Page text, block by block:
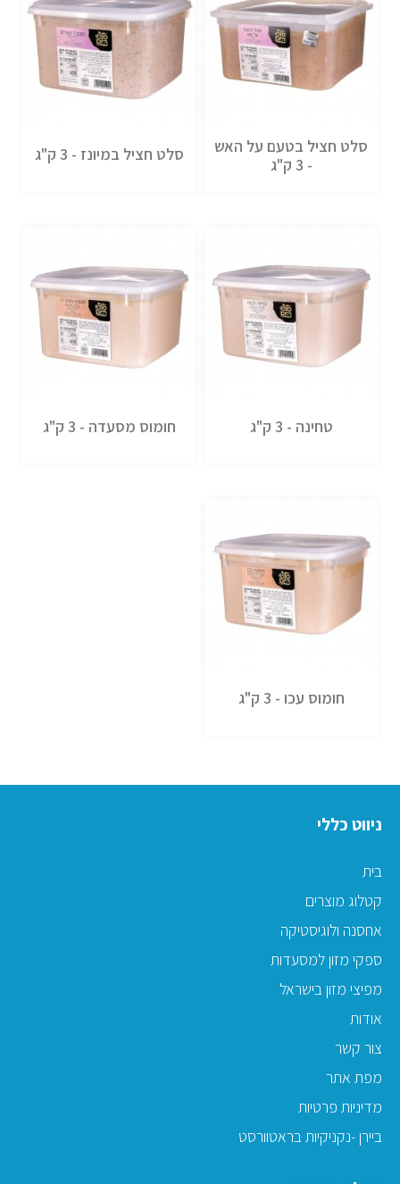
סלט חציל בטעם על האש
- 3 ק"ג
סלט חציל במיונז - 3 ק"ג
טחינה - 3 ק"ג חומוס מסעדה - 3 ק"ג
חומוס עכו - 3 ק"ג
ניווט כללי
בית
קטלוג מוצרים
אחסנה ולוגיסטיקה
ספקי מזון למסעדות
מפיצי מזון בישראל
אודות
צור קשר
מפת אתר
מדיניות פרטיות
ביירן -נקניקיות בראטוורסט